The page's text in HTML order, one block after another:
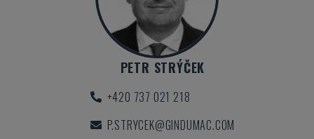
PETR STRÝČEK
+420 737 021 218
P.STRYCEK@GINDUMAC.COM